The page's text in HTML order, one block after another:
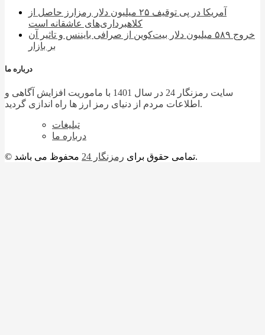
آمریکا در پی توقیف ۲۵ میلیون دلار رمزارز حاصل از
کلاهبرداری‌های عاشقانه است
خروج ۵۸۹ میلیون دلار بیت‌کوین از صرافی بایننس و تاثیر آن
بر بازار
درباره ما
سایت رمزنگار 24 در سال 1401 با ماموریت افزایش آگاهی و
اطلاعات مردم از دنیای رمز ارز ها راه اندازی گردید.
تبلیغات
درباره ما
© تمامی حقوق برای رمزنگار 24 محفوظ می باشد.